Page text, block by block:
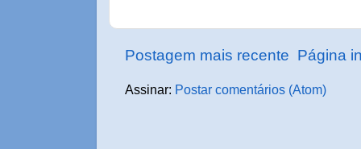
Postagem mais recente Página
Assinar: Postar comentários (Atom)